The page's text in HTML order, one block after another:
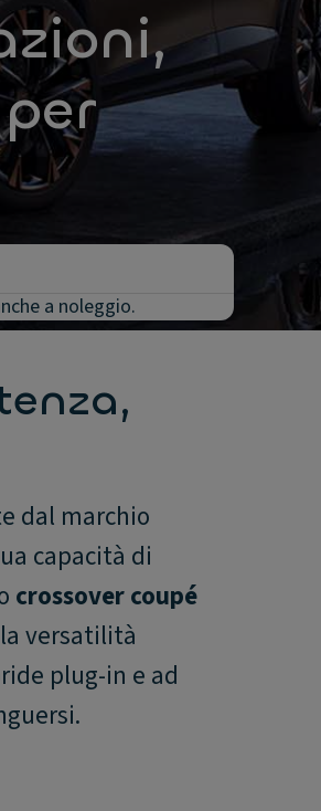
a noleggio.
dal marchio
capacità di
crossover coupé
versatilità
plug-in e ad